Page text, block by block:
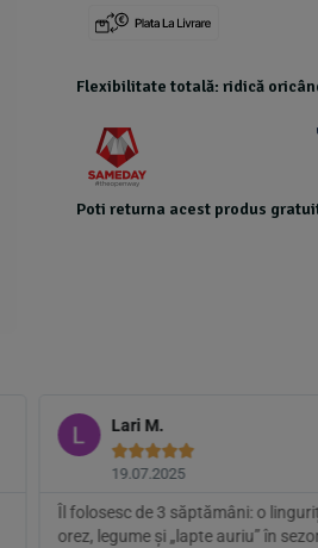
Flexibilitate totală: ridică
Poti returna acest produs
Lari M.

19.07.2025
Îl folosesc de 3 săptămâni: o
orez, legume și „lapte auriu” în